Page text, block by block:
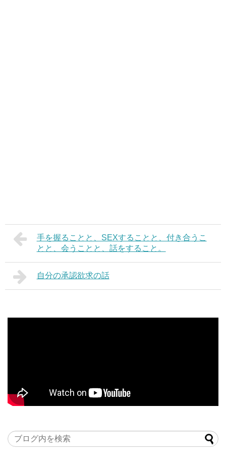
手を握ることと、SEXすることと、付き合うこ
とと、会うことと、話をすること。
自分の承認欲求の話